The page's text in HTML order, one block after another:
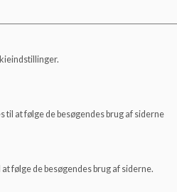
en af vores
til at følge de besøgendes brug af siderne
følge de besøgendes brug af siderne.